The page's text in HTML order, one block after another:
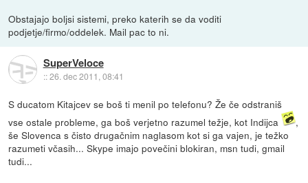
Obstajajo boljsi sistemi, preko katerih se da voditi
podjetje/firmo/oddelek. Mail pac to ni.
SuperVeloce
::26. dec 2011, 08:41
S ducatom Kitajcev se boš ti menil po telefonu? Že če odstraniš
vse ostale probleme, ga boš verjetno razumel težje, kot Indijca
,
še Slovenca s čisto drugačnim naglasom kot si ga vajen, je težko
razumeti včasih... Skype imajo povečini blokiran, msn tudi, gmail
tudi...